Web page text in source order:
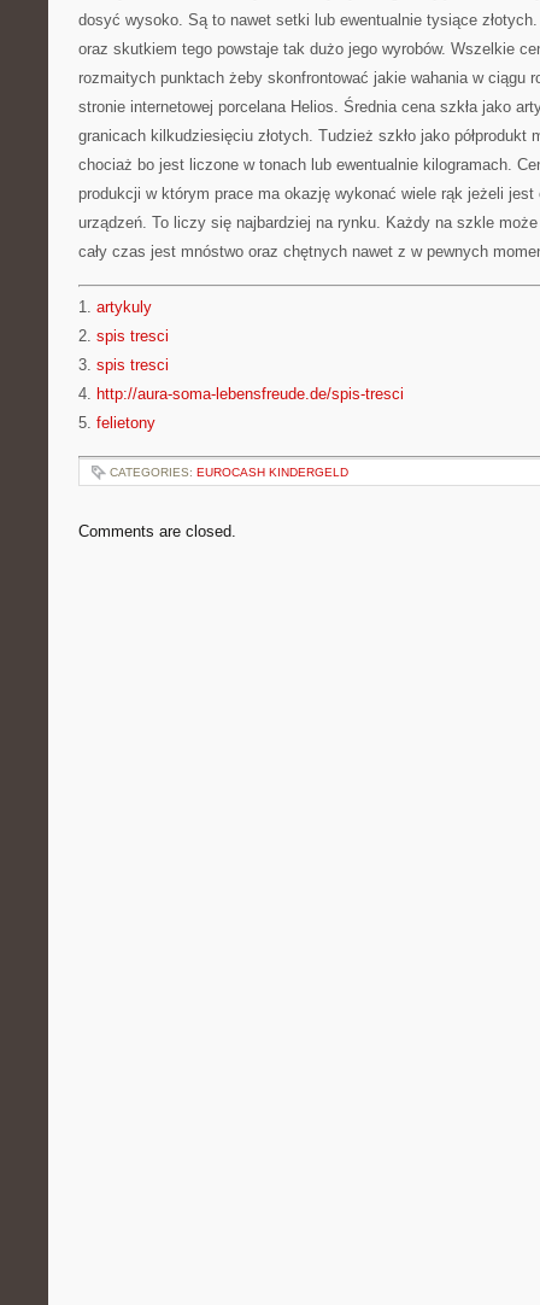
dosyć wysoko. Są to nawet setki lub ewentualnie tysiące złotych.
oraz skutkiem tego powstaje tak dużo jego wyrobów. Wszelkie
rozmaitych punktach żeby skonfrontować jakie wahania w ciągu
stronie internetowej porcelana Helios. Średnia cena szkła jako
granicach kilkudziesięciu złotych. Tudzież szkło jako półprodukt
chociaż bo jest liczone w tonach lub ewentualnie kilogramach.
produkcji w którym prace ma okazję wykonać wiele rąk jeżeli
urządzeń. To liczy się najbardziej na rynku. Każdy na szkle
cały czas jest mnóstwo oraz chętnych nawet z w pewnych
1. artykuly
2. spis tresci
3. spis tresci
4. http://aura-soma-lebensfreude.de/spis-tresci
5. felietony
CATEGORIES: EUROCASH KINDERGELD
Comments are closed.